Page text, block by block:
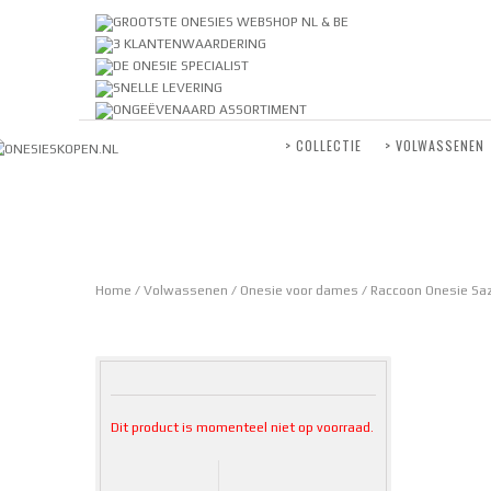
GROOTSTE ONESIES WEBSHOP NL & BE
3 KLANTENWAARDERING
DE ONESIE SPECIALIST
SNELLE LEVERING
ONGEËVENAARD ASSORTIMENT
> COLLECTIE > VOLWASSENEN
Home / Volwassenen / Onesie voor dames / Raccoon Onesie
Dit product is momenteel niet op voorraad.